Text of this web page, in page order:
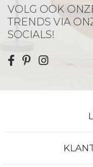
VOLG OOK
TRENDS VIA
SOCIALS!